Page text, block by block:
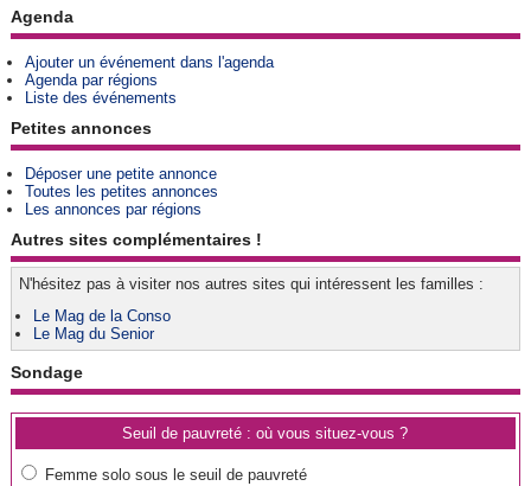
Agenda
Ajouter un événement dans l'agenda
Agenda par régions
Liste des événements
Petites annonces
Déposer une petite annonce
Toutes les petites annonces
Les annonces par régions
Autres sites complémentaires !
N'hésitez pas à visiter nos autres sites qui intéressent les familles :
Le Mag de la Conso
Le Mag du Senior
Sondage
Seuil de pauvreté : où vous situez-vous ?
Femme solo sous le seuil de pauvreté